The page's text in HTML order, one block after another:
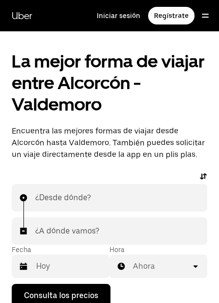
contenido
principal
Uber Iniciar sesión Regístrate
La mejor forma de viajar
entre Alcorcón -
Valdemoro
Encuentra las mejores formas de viajar desde
Alcorcón hasta Valdemoro. También puedes solicitar
un viaje directamente desde la app en un plis plas.
¿Desde dónde?
¿A dónde vamos?
Fecha
Pulsa
Hora
Ahora
Consulta los precios